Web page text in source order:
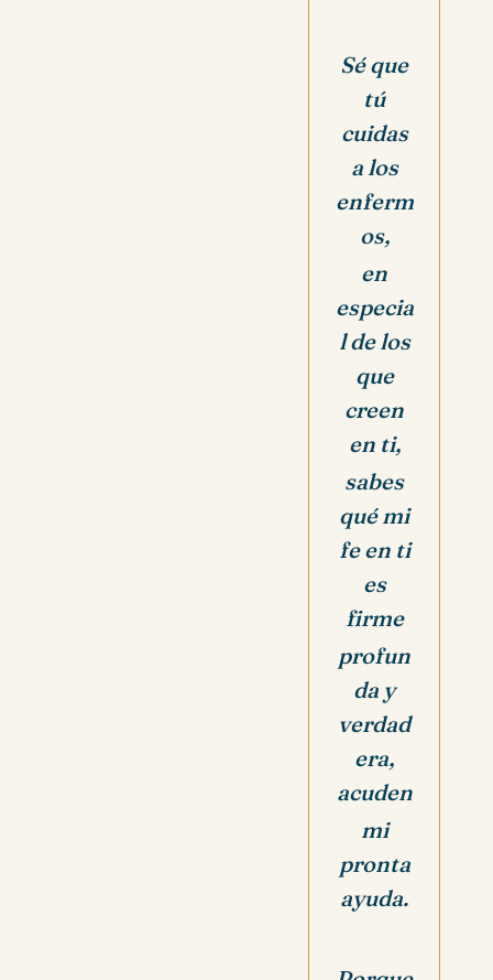
Sé que
tú
cuidas
a los
enferm
os,
en
especia
l de los
que
creen
en ti,
sabes
qué mi
fe en ti
es
firme
profun
da y
verdad
era,
acuden
mi
pronta
ayuda.